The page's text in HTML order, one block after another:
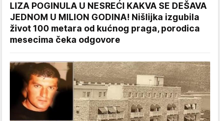
LIZA POGINULA U NESREĆI KAKVA SE DEŠAVA
JEDNOM U MILION GODINA! Nišlijka izgubila
život 100 metara od kućnog praga, porodica
mesecima čeka odgovore